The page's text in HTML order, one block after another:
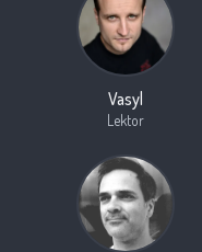
Vasyl
Lektor